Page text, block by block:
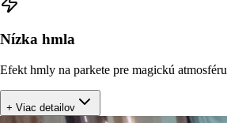
Nízka hmla
Efekt hmly na parkete pre magickú atmosféru
+ Viac detailov